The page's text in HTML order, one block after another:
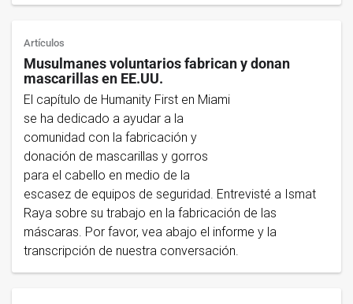
Artículos
Musulmanes voluntarios fabrican y donan
mascarillas en EE.UU.
El capítulo de Humanity First en Miami
se ha dedicado a ayudar a la
comunidad con la fabricación y
donación de mascarillas y gorros
para el cabello en medio de la
escasez de equipos de seguridad. Entrevisté a Ismat
Raya sobre su trabajo en la fabricación de las
máscaras. Por favor, vea abajo el informe y la
transcripción de nuestra conversación.